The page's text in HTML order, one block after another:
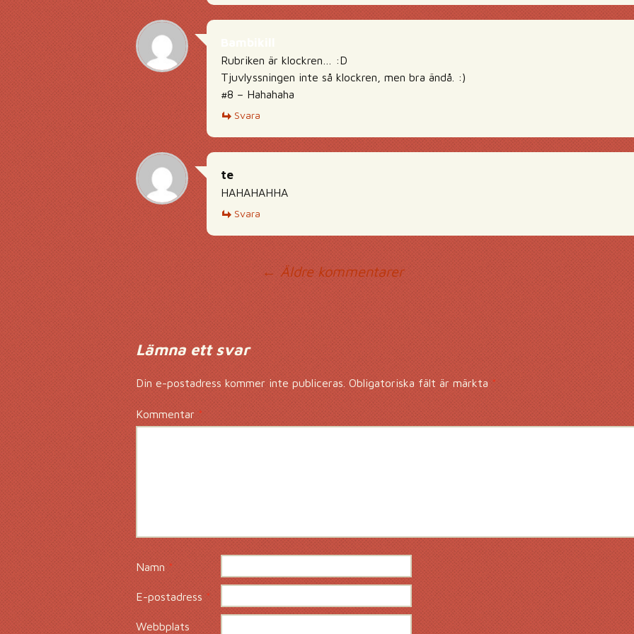
Rubriken är klockren… :D
Tjuvlyssningen inte så klockren, men bra ändå. :)
#8 – Hahahaha
Svara
te
HAHAHAHHA
Svara
← Äldre kommentarer
Lämna ett svar
Din e-postadress kommer inte publiceras. Obligatoriska fält är märkta*
Kommentar*
Namn*
E-postadress*
Webbplats